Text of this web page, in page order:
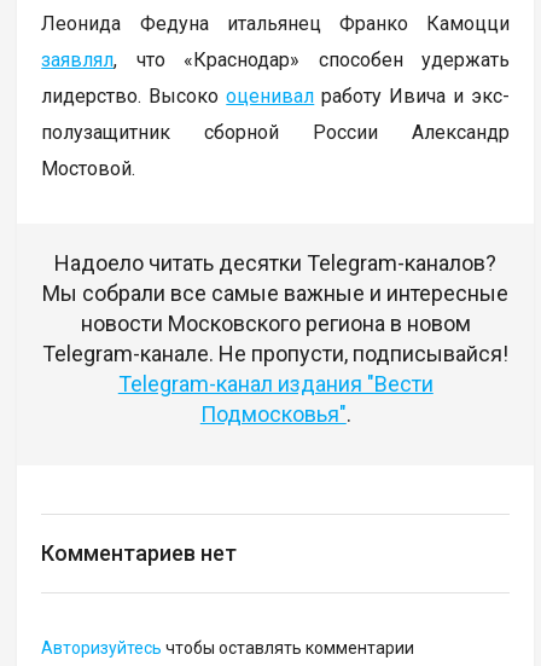
Леонида Федуна итальянец Франко Камоцци
заявлял, что «Краснодар» способен удержать
лидерство. Высокооценивал работу Ивича и экс-
полузащитник сборной России Александр
Мостовой.
Надоело читать десятки Telegram-каналов?
Мы собрали все самые важные и интересные
новости Московского региона в новом
Telegram-канале. Не пропусти, подписывайся!
Telegram-канал издания "Вести
Подмосковья".
Комментариев нет
Авторизуйтесь чтобы оставлять комментарии